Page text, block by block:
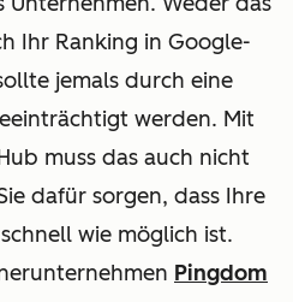
Ihr Ranking in Google-
jemals durch eine
werden. Mit
muss das auch nicht
dafür sorgen, dass Ihre
wie möglich ist.
Pingdom